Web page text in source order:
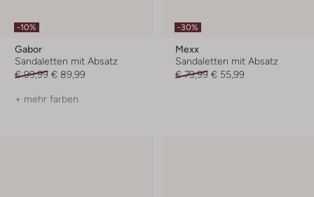
-10%
Gabor
Sandaletten mit Absatz
€ 99,99 € 89,99
+ mehr farben
-30%
Mexx
Sandaletten mit Absatz
€ 79,99 € 55,99